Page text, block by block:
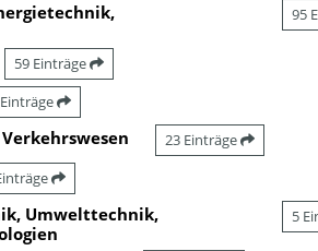
95
59 Einträge
23 Einträge
Umwelttechnik,
5